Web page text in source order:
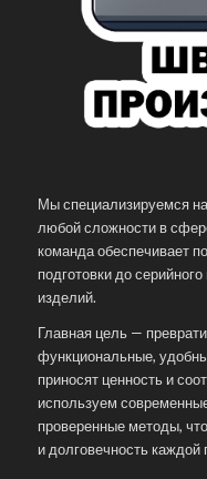
Мы специализируемся
любой сложности в
команда обеспечивает
подготовки до
изделий.
Главная цель —
функциональные,
приносят ценность и
используем
проверенные методы,
и долговечность каждой